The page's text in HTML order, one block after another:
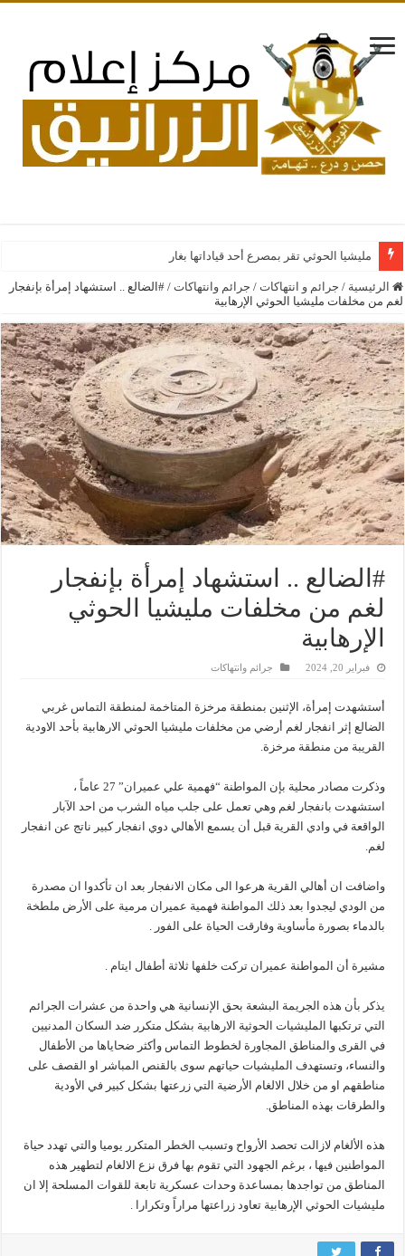
مليشيا الحوثي تقر بمصرع أحد قياداتها بغارات جوية سعودية ع
الرئيسية / جرائم و انتهاكات / جرائم وانتهاكات / #الضالع .. استشهاد إمرأة بإنفجار
لغم من مخلفات مليشيا الحوثي الإرهابية
#الضالع .. استشهاد إمرأة بإنفجار
لغم من مخلفات مليشيا الحوثي
الإرهابية
فبراير 20, 2024 جرائم وانتهاكات
أستشهدت إمرأة، الإثنين بمنطقة مرخزة المتاخمة لمنطقة التماس غربي
الضالع إثر انفجار لغم أرضي من مخلفات مليشيا الحوثي الارهابية بأحد الاودية
القريبة من منطقة مرخزة.
وذكرت مصادر محلية بإن المواطنة “فهمية علي عميران” 27 عاماً ،
استشهدت بانفجار لغم وهي تعمل على جلب مياه الشرب من احد الآبار
الواقعة في وادي القرية قبل أن يسمع الأهالي دوي انفجار كبير ناتج عن انفجار
لغم.
واضافت ان أهالي القرية هرعوا الى مكان الانفجار بعد ان تأكدوا ان مصدرة
من الودي ليجدوا بعد ذلك المواطنة فهمية عميران مرمية على الأرض ملطخة
بالدماء بصورة مأساوية وفارقت الحياة على الفور .
مشيرة أن المواطنة عميران تركت خلفها ثلاثة أطفال ايتام .
يذكر بأن هذه الجريمة البشعة بحق الإنسانية هي واحدة من عشرات الجرائم
التي ترتكبها المليشيات الحوثية الارهابية بشكل متكرر ضد السكان المدنيين
في القرى والمناطق المجاورة لخطوط التماس وأكثر ضحاياها من الأطفال
والنساء، وتستهدف المليشيات حياتهم سوى بالقنص المباشر او القصف على
مناطقهم او من خلال الالغام الأرضية التي زرعتها بشكل كبير في الأودية
والطرقات بهذه المناطق.
هذه الألغام لازالت تحصد الأرواح وتسبب الخطر المتكرر يوميا والتي تهدد حياة
المواطنين فيها ، برغم الجهود التي تقوم بها فرق نزع الالغام لتطهير هذه
المناطق من تواجدها بمساعدة وحدات عسكرية تابعة للقوات المسلحة إلا ان
مليشيات الحوثي الإرهابية تعاود زراعتها مراراً وتكرارا .